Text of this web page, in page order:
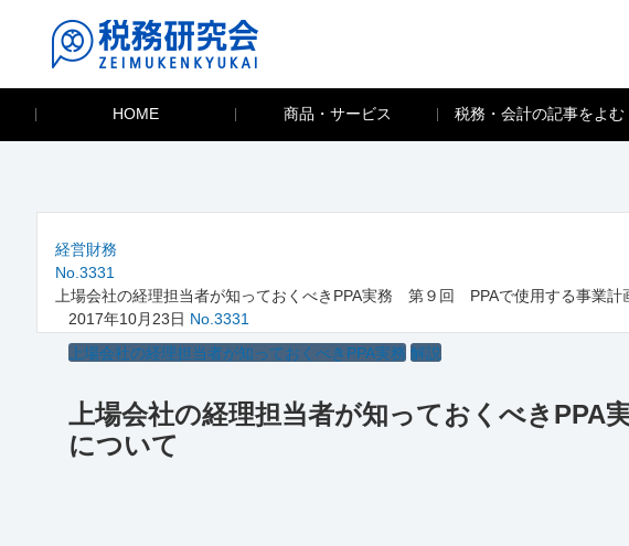
HOME 商品・サービス 税務・会計の記事をよむ
経営財務
No.3331
上場会社の経理担当者が知っておくべきPPA実務 第９回 PPAで使用する事業計
2017年10月23日 No.3331
上場会社の経理担当者が知っておくべきPPA実務 解説
上場会社の経理担当者が知っておくべき
について